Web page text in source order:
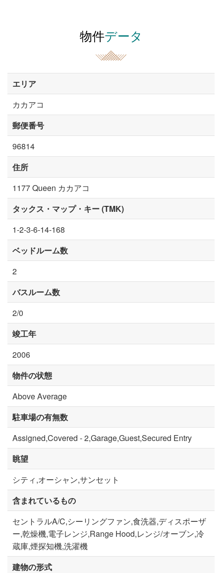
物件データ
エリア
カカアコ
郵便番号
96814
住所
1177 Queen カカアコ
タックス・マップ・キー (TMK)
1-2-3-6-14-168
ベッドルーム数
2
バスルーム数
2/0
竣工年
2006
物件の状態
Above Average
駐車場の有無数
Assigned,Covered - 2,Garage,Guest,Secured Entry
眺望
シティ,オーシャン,サンセット
含まれているもの
セントラルA/C,シーリングファン,食洗器,ディスポーザ
ー,乾燥機,電子レンジ,Range Hood,レンジ/オーブン,冷
蔵庫,煙探知機,洗濯機
建物の形式